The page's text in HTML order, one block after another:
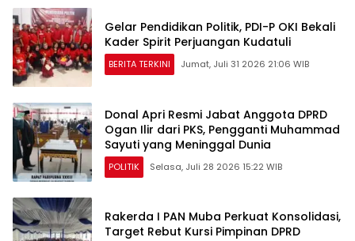
Gelar Pendidikan Politik, PDI-P OKI Bekali
Kader Spirit Perjuangan Kudatuli
BERITA TERKINI Jumat, Juli 31 2026 21:06 WIB
Donal Apri Resmi Jabat Anggota DPRD
Ogan Ilir dari PKS, Pengganti Muhammad
Sayuti yang Meninggal Dunia
POLITIK Selasa, Juli 28 2026 15:22 WIB
Rakerda I PAN Muba Perkuat Konsolidasi,
Target Rebut Kursi Pimpinan DPRD